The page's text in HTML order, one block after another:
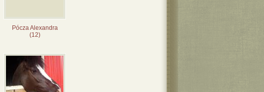
Pócza Alexandra
(12)